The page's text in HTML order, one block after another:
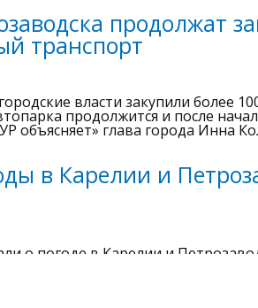
продолжат
транспорт
власти закупили более
продолжится и после
объясняет» глава города Инна
в Карелии и
о погоде в Карелии и